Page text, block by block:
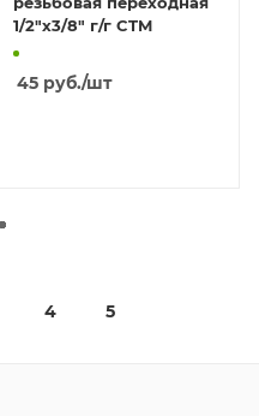
1/2"х3/8" г/г CTM
45руб./шт
4 5